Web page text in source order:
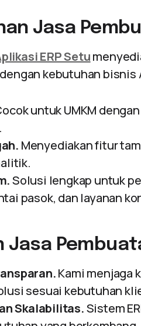
Jasa
ERP Setu
kebutuhan bisnis
untuk UMKM
Menyediakan fitur
Solusi lengkap untuk
pasok, dan layanan
Jasa
Kami menjaga
sesuai kebutuhan
Skalabilitas.Sistem